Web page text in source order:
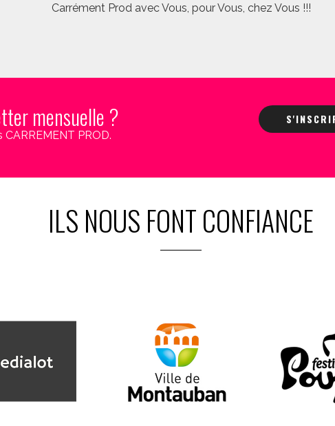
Carrément Prod avec Vous, pour Vous, chez Vous !!!
mensuelle ?
PROD.
ILS NOUS FONT CONFIANCE